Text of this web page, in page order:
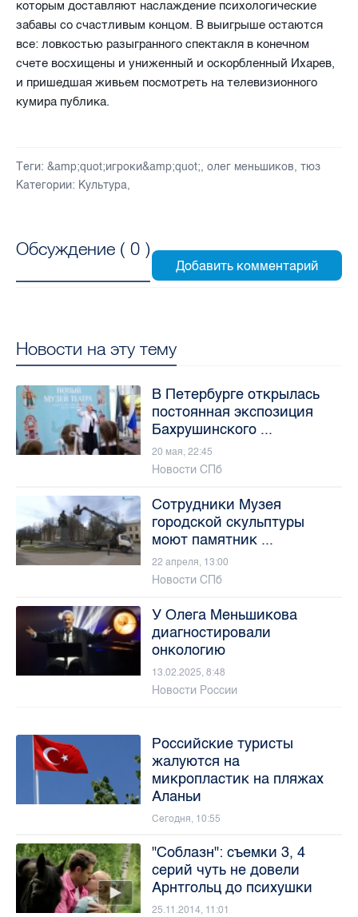
которым доставляют наслаждение психологические
забавы со счастливым концом. В выигрыше остаются
все: ловкостью разыгранного спектакля в конечном
счете восхищены и униженный и оскорбленный Ихарев,
и пришедшая живьем посмотреть на телевизионного
кумира публика.
Теги: &amp;quot;игроки&amp;quot;, олег меньшиков, тюз
Категории: Культура,
Обсуждение ( 0 )
Новости на эту тему
В Петербурге открылась
постоянная экспозиция
Бахрушинского ...
20 мая, 22:45
Новости СПб
Сотрудники Музея
городской скульптуры
моют памятник ...
22 апреля, 13:00
Новости СПб
У Олега Меньшикова
диагностировали
онкологию
13.02.2025, 8:48
Новости России
Российские туристы
жалуются на
микропластик на пляжах
Аланьи
Сегодня, 10:55
"Соблазн": съемки 3, 4
серий чуть не довели
Арнтгольц до психушки
25.11.2014, 11:01